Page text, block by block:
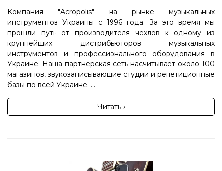
Компания "Acropolis" на рынке музыкальных
инструментов Украины с 1996 года. За это время мы
прошли путь от производителя чехлов к одному из
крупнейших дистрибьюторов музыкальных
инструментов и профессионального оборудования в
Украине. Наша партнерская сеть насчитывает около 100
магазинов, звукозаписывающие студии и репетиционные
базы по всей Украине. ...
Читать ›